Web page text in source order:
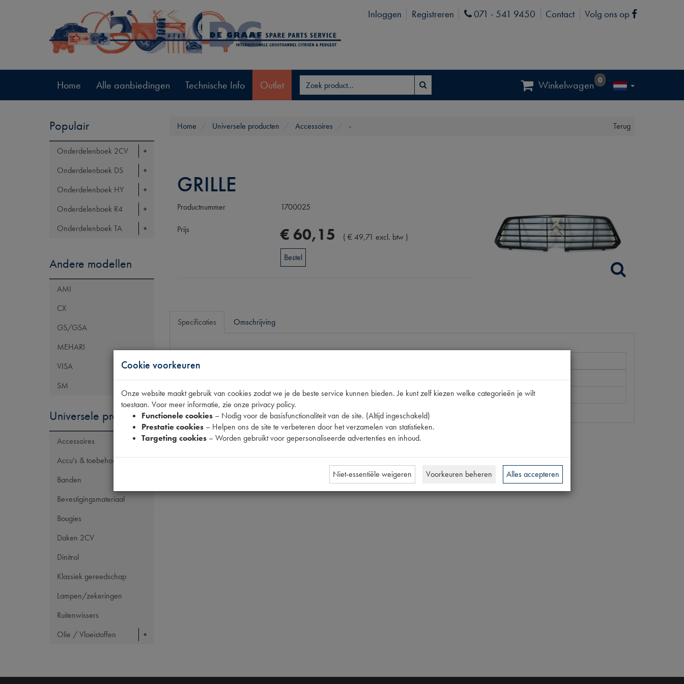
Inloggen Registreren Phone
071 - 541 9450 Contact Volg ons op Facebook
Home Alle aanbiedingen Technische Info Outlet Winkelwagen 0
Populair
Onderdelenboek 2CV
Onderdelenboek DS
Onderdelenboek HY
Onderdelenboek R4
Onderdelenboek TA
Andere modellen
AMI
CX
GS/GSA
MEHARI
VISA
SM
Universele producten
Accessoires
Accu's & toebehoren
Banden
Bevestigingsmateriaal
Bougies
Daken 2CV
Dinitrol
Klassiek gereedschap
Lampen/zekeringen
Ruitenwissers
Olie / Vloeistoffen
Terug
Home Universele producten Accessoires -
GRILLE
Productnummer 1700025
Prijs € 60,15 (€49,71 excl. btw )
Bestel
Specificaties Omschrijving
Model Citroën
DYANE
Maten
[PW 1]
Cookie voorkeuren
Onze website maakt gebruik van cookies zodat we je de beste service kunnen bieden. Je kunt zelf kiezen welke categorieën je wilt
toestaan. Voor meer informatie, zie onze privacy policy.
Functionele cookies – Nodig voor de basisfunctionaliteit van de site. (Altijd ingeschakeld)
Prestatie cookies – Helpen ons de site te verbeteren door het verzamelen van statistieken.
Targeting cookies – Worden gebruikt voor gepersonaliseerde advertenties en inhoud.
Niet-essentiële weigeren Voorkeuren beheren Alles accepteren